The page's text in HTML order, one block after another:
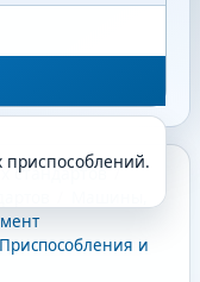
стандартов /
Приспособления и